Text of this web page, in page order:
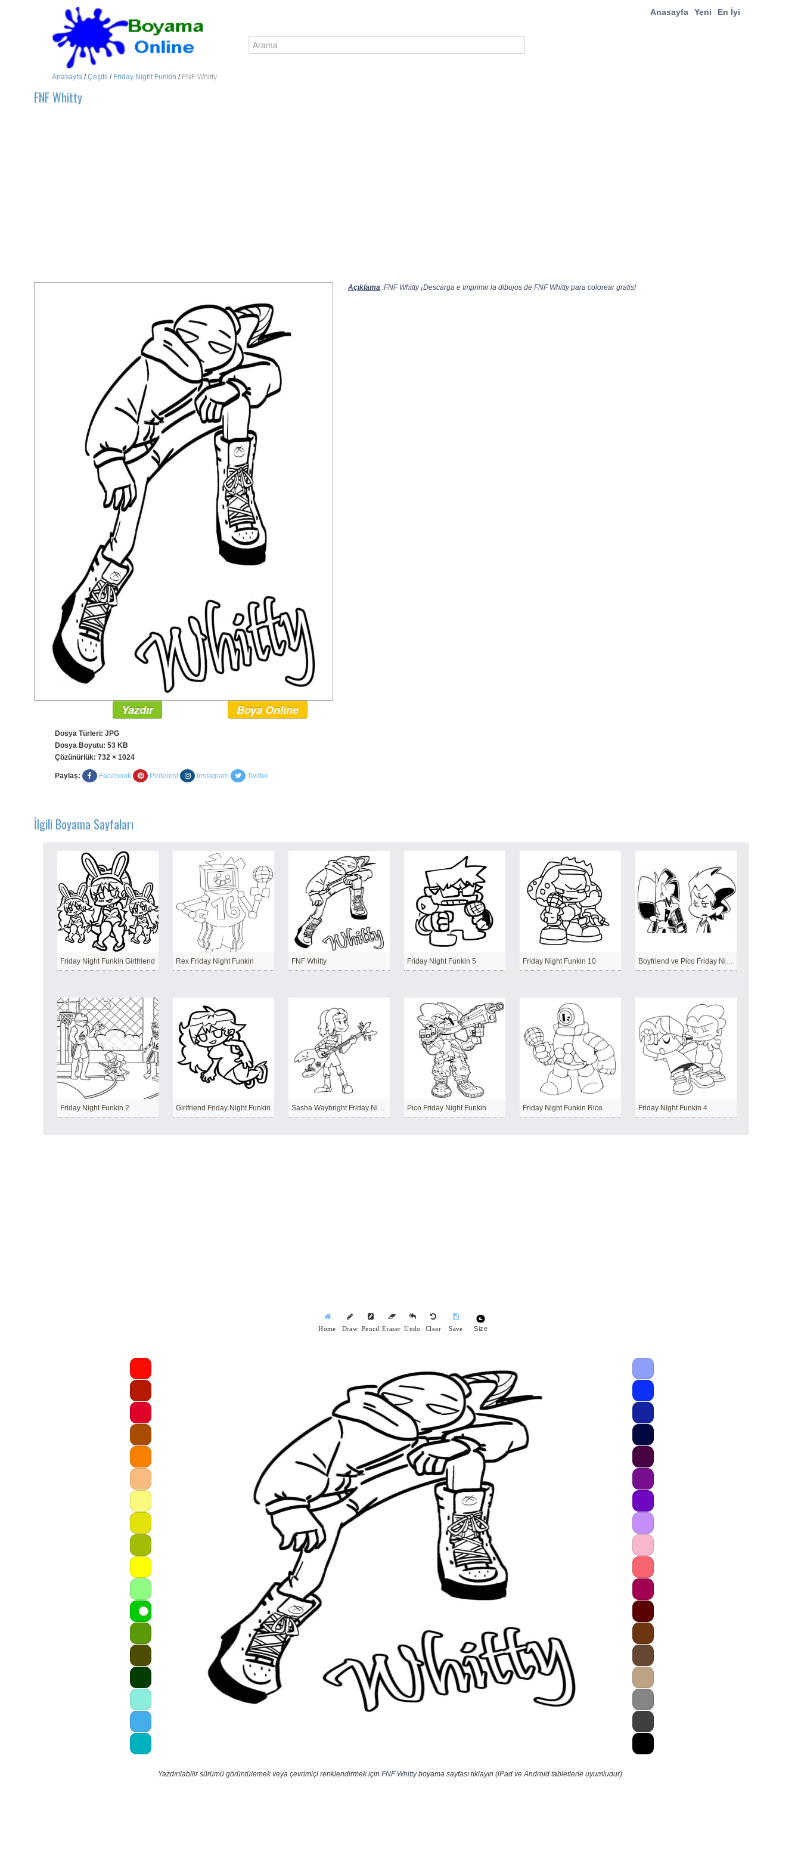
Anasayfa Yeni En İyi
Anasayfa /Çeşitli / Friday Night Funkin / FNF Whitty
FNF Whitty
Açıklama :FNF Whitty ¡Descarga e Imprimir la dibujos de FNF Whitty para colorear gratis!
Yazdır Boya Online
Dosya Türleri: JPG
Dosya Boyutu: 53 KB
Çözünürlük: 732 × 1024
Paylaş: Facebook Pinterest Instagram Twitter
İlgili Boyama Sayfaları
Friday Night Funkin Girlfriend Rex Friday Night Funkin FNF Whitty Friday Night Funkin 5 Friday Night Funkin 10 Boyfriend ve Pico Friday Night Funkin
Friday Night Funkin 2 Girlfriend Friday Night Funkin Sasha Waybright Friday Night Funkin Pico Friday Night Funkin Friday Night Funkin Rico Friday Night Funkin 4
Home Draw Pencil Eraser Undo Clear Save Size
Yazdırılabilir sürümü görüntülemek veya çevrimiçi renklendirmek için FNF Whittyboyama sayfası tıklayın (iPad ve Android tabletlerle uyumludur).